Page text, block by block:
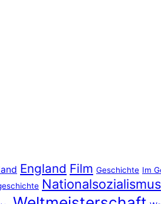
England Film Geschichte Im
Nationalsozialismus